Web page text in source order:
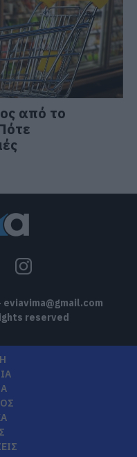
από το
eviavima@gmail.com
reserved